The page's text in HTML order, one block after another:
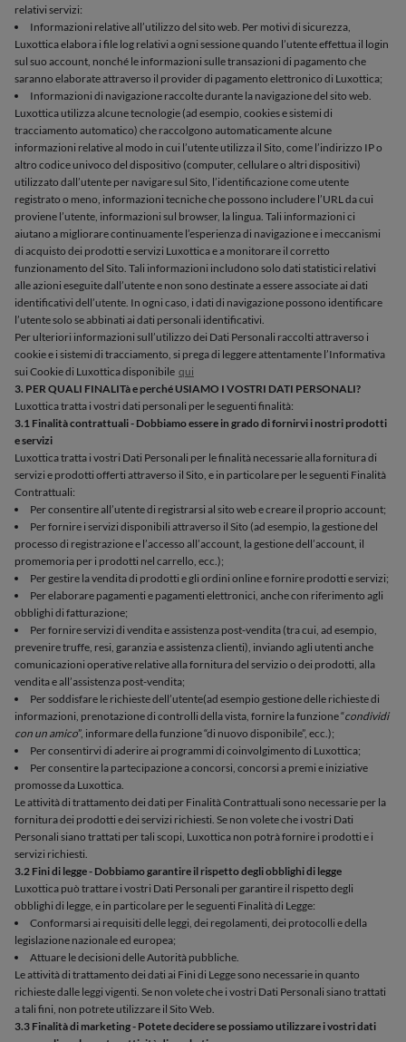
relativi servizi:
Informazioni relative all’utilizzo del sito web. Per motivi di sicurezza,
Luxottica elabora i file log relativi a ogni sessione quando l’utente effettua il login
sul suo account, nonché le informazioni sulle transazioni di pagamento che
saranno elaborate attraverso il provider di pagamento elettronico di Luxottica;
Informazioni di navigazione raccolte durante la navigazione del sito web.
Luxottica utilizza alcune tecnologie (ad esempio, cookies e sistemi di
tracciamento automatico) che raccolgono automaticamente alcune
informazioni relative al modo in cui l’utente utilizza il Sito, come l’indirizzo IP o
altro codice univoco del dispositivo (computer, cellulare o altri dispositivi)
utilizzato dall’utente per navigare sul Sito, l’identificazione come utente
registrato o meno, informazioni tecniche che possono includere l’URL da cui
proviene l’utente, informazioni sul browser, la lingua. Tali informazioni ci
aiutano a migliorare continuamente l’esperienza di navigazione e i meccanismi
di acquisto dei prodotti e servizi Luxottica e a monitorare il corretto
funzionamento del Sito. Tali informazioni includono solo dati statistici relativi
alle azioni eseguite dall’utente e non sono destinate a essere associate ai dati
identificativi dell’utente. In ogni caso, i dati di navigazione possono identificare
l’utente solo se abbinati ai dati personali identificativi.
Per ulteriori informazioni sull’utilizzo dei Dati Personali raccolti attraverso i
cookie e i sistemi di tracciamento, si prega di leggere attentamente l’Informativa
sui Cookie di Luxottica disponibile qui
3. PER QUALI FINALITà e perché USIAMO I VOSTRI DATI PERSONALI?
Luxottica tratta i vostri dati personali per le seguenti finalità:
3.1 Finalità contrattuali - Dobbiamo essere in grado di fornirvi i nostri prodotti
e servizi
Luxottica tratta i vostri Dati Personali per le finalità necessarie alla fornitura di
servizi e prodotti offerti attraverso il Sito, e in particolare per le seguenti Finalità
Contrattuali:
Per consentire all’utente di registrarsi al sito web e creare il proprio account;
Per fornire i servizi disponibili attraverso il Sito (ad esempio, la gestione del
processo di registrazione e l’accesso all’account, la gestione dell’account, il
promemoria per i prodotti nel carrello, ecc.);
Per gestire la vendita di prodotti e gli ordini online e fornire prodotti e servizi;
Per elaborare pagamenti e pagamenti elettronici, anche con riferimento agli
obblighi di fatturazione;
Per fornire servizi di vendita e assistenza post-vendita (tra cui, ad esempio,
prevenire truffe, resi, garanzia e assistenza clienti), inviando agli utenti anche
comunicazioni operative relative alla fornitura del servizio o dei prodotti, alla
vendita e all’assistenza post-vendita;
Per soddisfare le richieste dell’utente(ad esempio gestione delle richieste di
informazioni, prenotazione di controlli della vista, fornire la funzione “condividi
con un amico”, informare della funzione “di nuovo disponibile”, ecc.);
Per consentirvi di aderire ai programmi di coinvolgimento di Luxottica;
Per consentire la partecipazione a concorsi, concorsi a premi e iniziative
promosse da Luxottica.
Le attività di trattamento dei dati per Finalità Contrattuali sono necessarie per la
fornitura dei prodotti e dei servizi richiesti. Se non volete che i vostri Dati
Personali siano trattati per tali scopi, Luxottica non potrà fornire i prodotti e i
servizi richiesti.
3.2 Fini di legge - Dobbiamo garantire il rispetto degli obblighi di legge
Luxottica può trattare i vostri Dati Personali per garantire il rispetto degli
obblighi di legge, e in particolare per le seguenti Finalità di Legge:
Conformarsi ai requisiti delle leggi, dei regolamenti, dei protocolli e della
legislazione nazionale ed europea;
Attuare le decisioni delle Autorità pubbliche.
Le attività di trattamento dei dati ai Fini di Legge sono necessarie in quanto
richieste dalle leggi vigenti. Se non volete che i vostri Dati Personali siano trattati
a tali fini, non potrete utilizzare il Sito Web.
3.3 Finalità di marketing - Potete decidere se possiamo utilizzare i vostri dati